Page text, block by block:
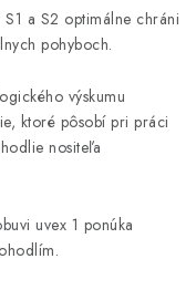
a S2 optimálne chráni
pohyboch.
výskumu
ktoré pôsobí pri práci
nositeľa
uvex 1 ponúka